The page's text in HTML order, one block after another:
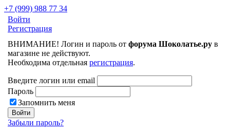
+7 (999) 988 77 34
Войти
Регистрация
ВНИМАНИЕ! Логин и пароль от форума Шоколатье.ру в
магазине не действуют.
Необходима отдельная регистрация.
Введите логин или email
Пароль
Запомнить меня
Забыли пароль?